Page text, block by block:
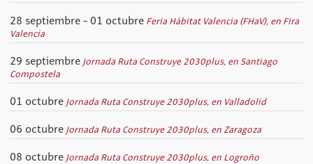
28 septiembre - 01 octubre Feria Hábitat Valencia (FHaV), en Fira
Valencia
29 septiembre Jornada Ruta Construye 2030plus, en Santiago
Compostela
01 octubre Jornada Ruta Construye 2030plus, en Valladolid
06 octubre Jornada Ruta Construye 2030plus, en Zaragoza
08 octubre Jornada Ruta Construye 2030plus, en Logroño